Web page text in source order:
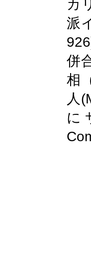
カ
派
併
相
人
に